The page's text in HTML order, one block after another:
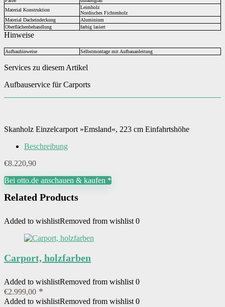
Material Konstruktion
Leimholz
Nordisches Fichtenholz
Material Dacheindeckung
Aluminium
Oberflächenbehandlung
farbig lasiert
Hinweise
Aufbauhinweise Selbstmontage mit Aufbauanleitung
Services zu diesem Artikel
Aufbauservice für Carports
Skanholz Einzelcarport »Emsland«, 223 cm Einfahrtshöhe
Beschreibung
€8.220,90
Bei otto.de anschauen & kaufen *
Related Products
Added to wishlistRemoved from wishlist 0
Carport, holzfarben
Added to wishlistRemoved from wishlist 0
€2.999,00
Added to wishlistRemoved from wishlist 0